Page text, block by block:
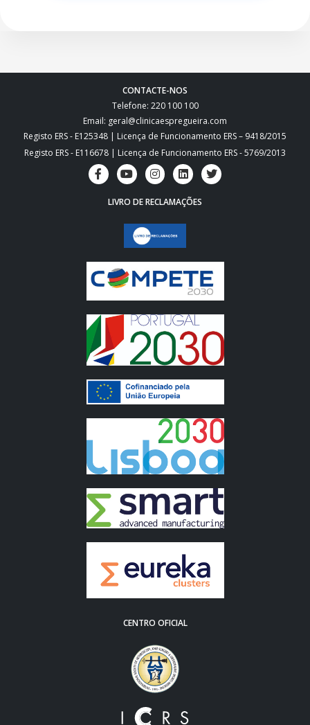
CONTACTE-NOS
Telefone: 220 100 100
Email: geral@clinicaespregueira.com
Registo ERS - E125348 | Licença de Funcionamento ERS – 9418/2015
Registo ERS - E116678 | Licença de Funcionamento ERS - 5769/2013
LIVRO DE RECLAMAÇÕES
CENTRO OFICIAL